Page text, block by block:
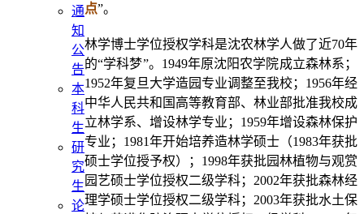
通
知
公
告
本
科
生
研
究
生
论
点”。
林学博士学位授权学科是沈农林学人做了近70年
的“学科梦”。1949年原沈阳农学院成立森林系；
1952年复旦大学造园专业调整至我校；1956年经
中华人民共和国高等教育部、林业部批准我校成
立林学系、增设林学专业；1959年增设森林保护
专业；1981年开始培养造林学硕士（1983年获批
硕士学位授予权）；1998年获批园林植物与观赏
园艺硕士学位授权二级学科；2002年获批森林经
理学硕士学位授权二级学科；2003年获批水土保